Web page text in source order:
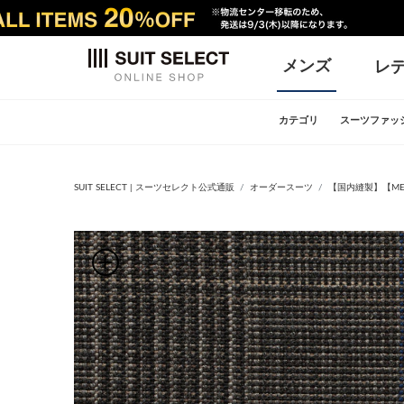
メンズ レ
カテゴリ スーツファッ
SUIT SELECT | スーツセレクト公式通販 オーダースーツ 【国内縫製】【